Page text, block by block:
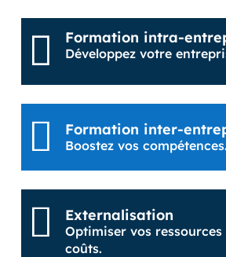
 Formation intra-
Développez votre
 Formation inter-
Boostez vos compétences.
 Externalisation
Optimiser vos
coûts.